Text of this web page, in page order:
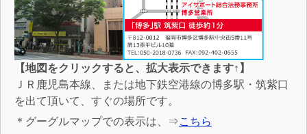
【地図をクリックすると、拡大表示できます↑】
ＪＲ鹿児島本線、または地下鉄空港線の博多駅・筑紫口
を出て頂いて、すぐの場所です。
＊グーグルマップでの表示は、⇒こちら